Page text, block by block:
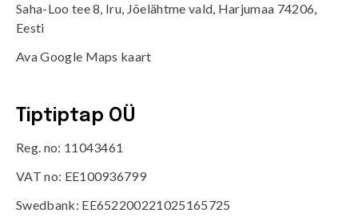
Saha-Loo tee 8, Iru, Jõelähtme vald, Harjumaa 74206,
Eesti
Ava Google Maps kaart
Tiptiptap OÜ
Reg. no: 11043461
VAT no: EE100936799
Swedbank: EE652200221025165725